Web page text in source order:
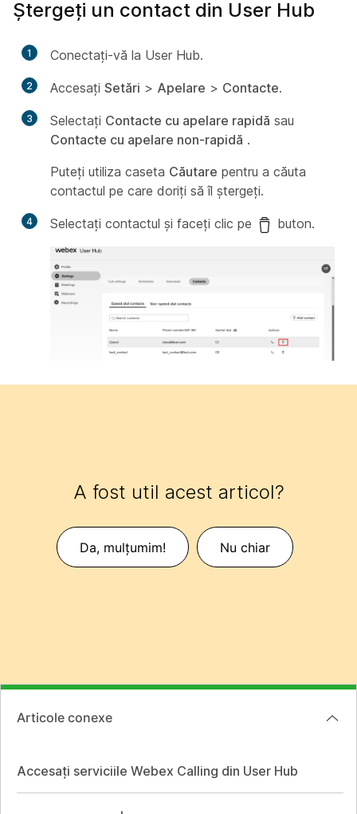
Ștergeți un contact din User Hub
1 Conectați-vă la User Hub.
2 Accesați Setări > Apelare > Contacte.
3 Selectați Contacte cu apelare rapidă sau
Contacte cu apelare non-rapidă .
Puteți utiliza caseta Căutare pentru a căuta
contactul pe care doriți să îl ștergeți.
4 Selectați contactul și faceți clic pe buton.
A fost util acest articol?
Da, mulțumim! Nu chiar
Articole conexe
Accesați serviciile Webex Calling din User Hub